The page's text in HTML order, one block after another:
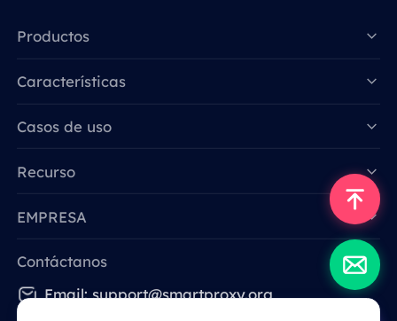
Productos
Características
Casos de uso
Recurso
EMPRESA
Contáctanos
Email: support@smartproxy.org